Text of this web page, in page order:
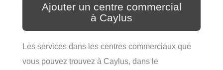
Ajouter un centre commercial
à Caylus
Les services dans les centres commerciaux que
vous pouvez trouvez à Caylus, dans le